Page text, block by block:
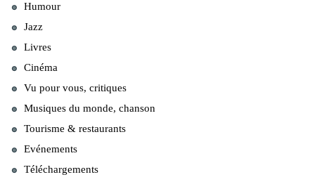
Humour
Jazz
Livres
Cinéma
Vu pour vous, critiques
Musiques du monde, chanson
Tourisme & restaurants
Evénements
Téléchargements